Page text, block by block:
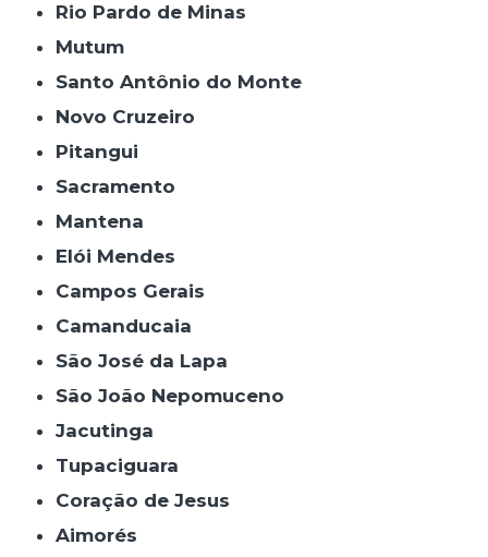
Rio Pardo de Minas
Mutum
Santo Antônio do Monte
Novo Cruzeiro
Pitangui
Sacramento
Mantena
Elói Mendes
Campos Gerais
Camanducaia
São José da Lapa
São João Nepomuceno
Jacutinga
Tupaciguara
Coração de Jesus
Aimorés